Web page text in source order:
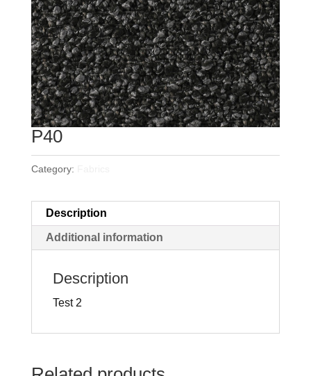
P40
Category:
Description
Additional information
Description
Test 2